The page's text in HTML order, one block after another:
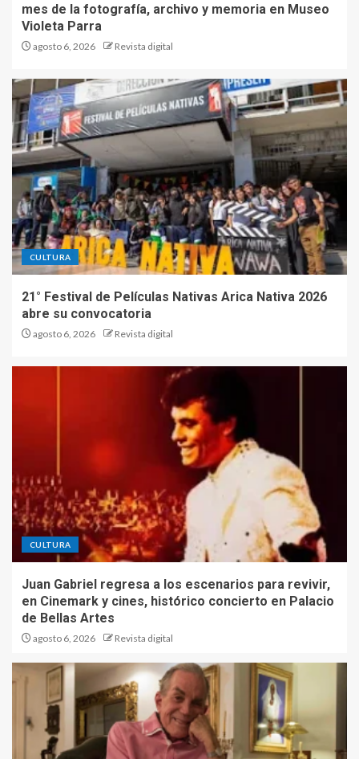
mes de la fotografía, archivo y memoria en Museo
Violeta Parra
agosto 6, 2026 Revista digital
CULTURA
21° Festival de Películas Nativas Arica Nativa 2026
abre su convocatoria
agosto 6, 2026 Revista digital
CULTURA
Juan Gabriel regresa a los escenarios para revivir,
en Cinemark y cines, histórico concierto en Palacio
de Bellas Artes
agosto 6, 2026 Revista digital